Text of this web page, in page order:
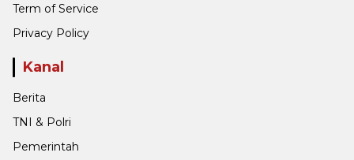
Term of Service
Privacy Policy
Kanal
Berita
TNI & Polri
Pemerintah